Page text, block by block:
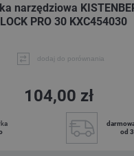
narzędziowa
PRO 30 KXC454030
dodaj do porównania
104,00 zł
od